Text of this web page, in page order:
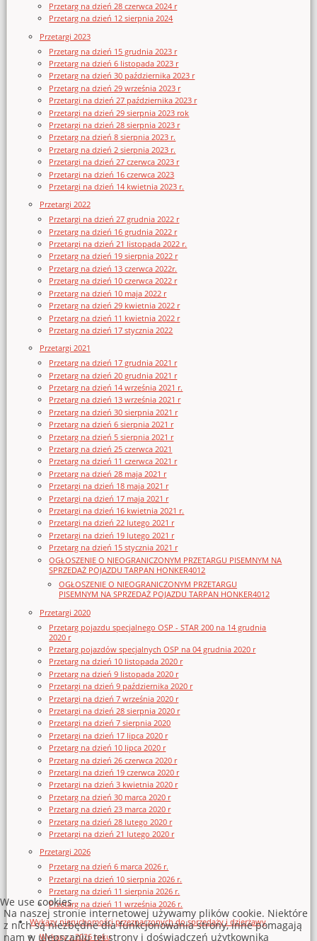
Przetarg na dzień 28 czerwca 2024 r
Przetarg na dzień 12 sierpnia 2024
Przetargi 2023
Przetarg na dzień 15 grudnia 2023 r
Przetarg na dzień 6 listopada 2023 r
Przetarg na dzień 30 października 2023 r
Przetarg na dzień 29 września 2023 r
Przetargi na dzień 27 października 2023 r
Przetargi na dzień 29 sierpnia 2023 rok
Przetargi na dzień 28 sierpnia 2023 r
Przetarg na dzień 8 sierpnia 2023 r.
Przetarg na dzień 2 sierpnia 2023 r.
Przetargi na dzień 27 czerwca 2023 r
Przetargi na dzień 16 czerwca 2023
Przetargi na dzień 14 kwietnia 2023 r.
Przetargi 2022
Przetargi na dzień 27 grudnia 2022 r
Przetarg na dzień 16 grudnia 2022 r
Przetargi na dzień 21 listopada 2022 r.
Przetarg na dzień 19 sierpnia 2022 r
Przetarg na dzień 13 czerwca 2022r.
Przetarg na dzień 10 czerwca 2022 r
Przetarg na dzień 10 maja 2022 r
Przetarg na dzień 29 kwietnia 2022 r
Przetarg na dzień 11 kwietnia 2022 r
Przetarg na dzień 17 stycznia 2022
Przetargi 2021
Przetarg na dzień 17 grudnia 2021 r
Przetarg na dzień 20 grudnia 2021 r
Przetarg na dzień 14 września 2021 r.
Przetarg na dzień 13 września 2021 r
Przetarg na dzień 30 sierpnia 2021 r
Przetarg na dzień 6 sierpnia 2021 r
Przetarg na dzień 5 sierpnia 2021 r
Przetarg na dzień 25 czerwca 2021
Przetarg na dzień 11 czerwca 2021 r
Przetarg na dzień 28 maja 2021 r
Przetargi na dzień 18 maja 2021 r
Przetargi na dzień 17 maja 2021 r
Przetargi na dzień 16 kwietnia 2021 r.
Przetargi na dzień 22 lutego 2021 r
Przetargi na dzień 19 lutego 2021 r
Przetarg na dzień 15 stycznia 2021 r
OGŁOSZENIE O NIEOGRANICZONYM PRZETARGU PISEMNYM NA
SPRZEDAŻ POJAZDU TARPAN HONKER4012
OGŁOSZENIE O NIEOGRANICZONYM PRZETARGU
PISEMNYM NA SPRZEDAŻ POJAZDU TARPAN HONKER4012
Przetargi 2020
Przetarg pojazdu specjalnego OSP - STAR 200 na 14 grudnia
2020 r
Przetarg pojazdów specjalnych OSP na 04 grudnia 2020 r
Przetarg na dzień 10 listopada 2020 r
Przetarg na dzień 9 listopada 2020 r
Przetargi na dzień 9 października 2020 r
Przetargi na dzień 7 września 2020 r
Przetargi na dzień 28 sierpnia 2020 r
Przetargi na dzień 7 sierpnia 2020
Przetargi na dzień 17 lipca 2020 r
Przetarg na dzień 10 lipca 2020 r
Przetarg na dzień 26 czerwca 2020 r
Przetargi na dzień 19 czerwca 2020 r
Przetargi na dzień 3 kwietnia 2020 r
Przetarg na dzień 30 marca 2020 r
Przetarg na dzień 23 marca 2020 r
Przetarg na dzień 28 lutego 2020 r
Przetargi na dzień 21 lutego 2020 r
Przetargi 2026
Przetarg na dzień 6 marca 2026 r.
Przetargi na dzień 10 sierpnia 2026 r.
Przetarg na dzień 11 sierpnia 2026 r.
Przetarg na dzień 11 września 2026 r.
Wykazy nieruchomości przeznaczonych do sprzedaży i dzierżawy
Wykazy z 2026 roku
We use cookies
Na naszej stronie internetowej używamy plików cookie. Niektóre
z nich są niezbędne dla funkcjonowania strony, inne pomagają
nam w ulepszaniu tej strony i doświadczeń użytkownika